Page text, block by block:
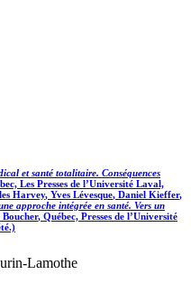
et santé totalitaire. Conséquences
Les Presses de l’Université Laval,
Harvey, Yves Lévesque, Daniel Kieffer,
approche intégrée en santé. Vers un
Boucher, Québec, Presses de l’Université
Lamothe